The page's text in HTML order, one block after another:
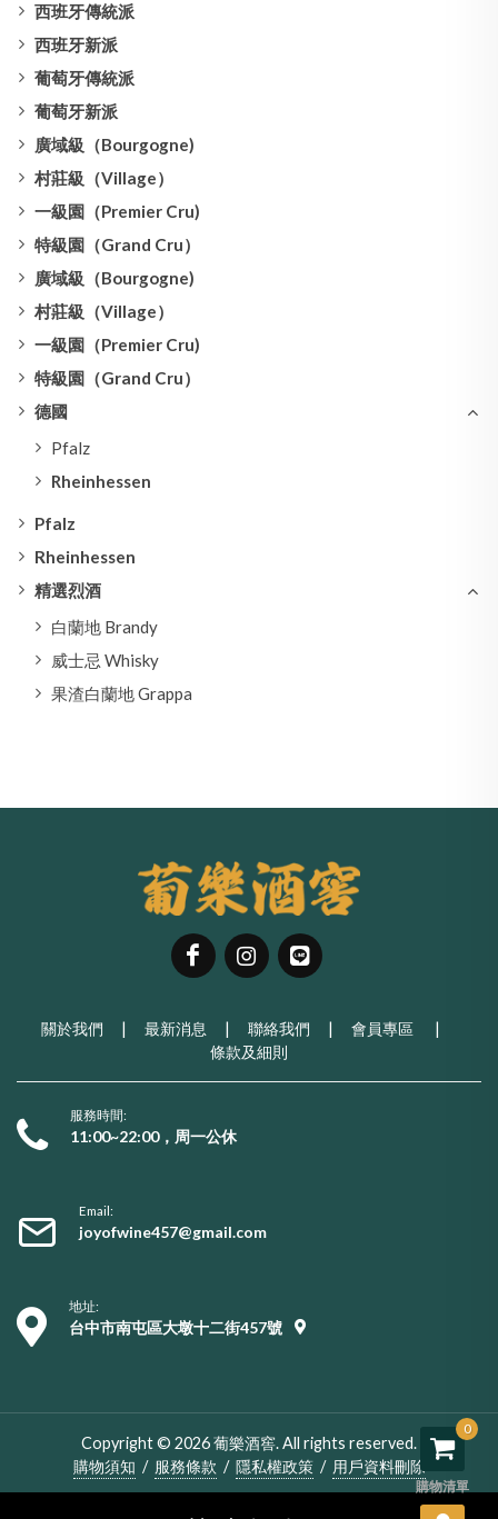
西班牙傳統派
西班牙新派
葡萄牙傳統派
葡萄牙新派
廣域級（Bourgogne)
村莊級（Village）
一級園（Premier Cru)
特級園（Grand Cru）
廣域級（Bourgogne)
村莊級（Village）
一級園（Premier Cru)
特級園（Grand Cru）
德國
Pfalz
Rheinhessen
Pfalz
Rheinhessen
精選烈酒
白蘭地 Brandy
威士忌 Whisky
果渣白蘭地 Grappa
關於我們 | 最新消息 | 聯絡我們 | 會員專區
|
條款及細則
服務時間:
11:00~22:00，周一公休
Email:
joyofwine457@gmail.com
地址:
台中市南屯區大墩十二街457號
Copyright © 2026 葡樂酒窖. All rights reserved.
購物須知 / 服務條款 / 隱私權政策 / 用戶資料刪除
0
購物清單